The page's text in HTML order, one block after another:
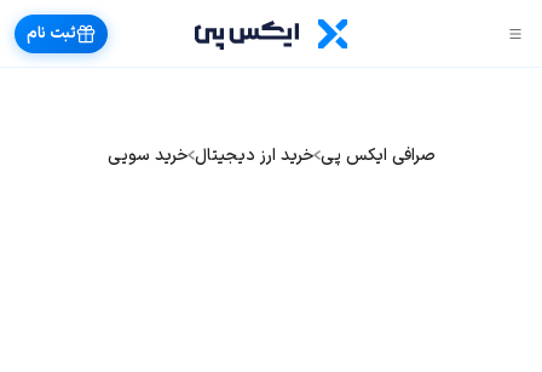
ثبت نام
صرافی ایکس پی خرید ارز دیجیتال خرید سویی